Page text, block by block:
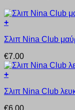
+
το
έχει
πολλαπλές
παραλλαγές.
επιλογές
Σλιπ Nina Club
€7.00
+
το
Σλιπ Nina Club
€6.00